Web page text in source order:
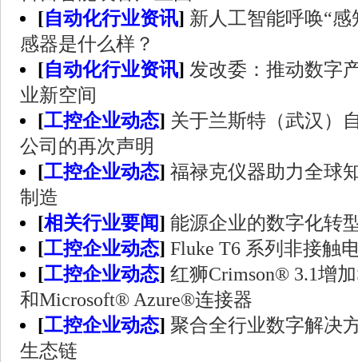
[自动化行业资讯] 新人工智能呼唤“
感器是什么样？
[自动化行业资讯] 发改委：推动数字
业新空间
[工控企业动态] 关于兰斯特（武汉）
公司的再次声明
[工控企业动态] 福禄克仪器助力全球
制造
[相关行业要闻] 能源企业的数字化转
[工控企业动态] Fluke T6 系列非接触
[工控企业动态] 红狮Crimson® 3.1增
和Microsoft® Azure®连接器
[工控企业动态] 聚合全行业数字解决
生态链